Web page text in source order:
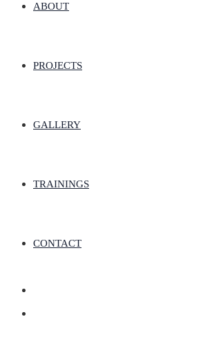
ABOUT
PROJECTS
GALLERY
TRAININGS
CONTACT